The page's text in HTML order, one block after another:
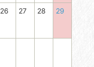
26 27 28 29